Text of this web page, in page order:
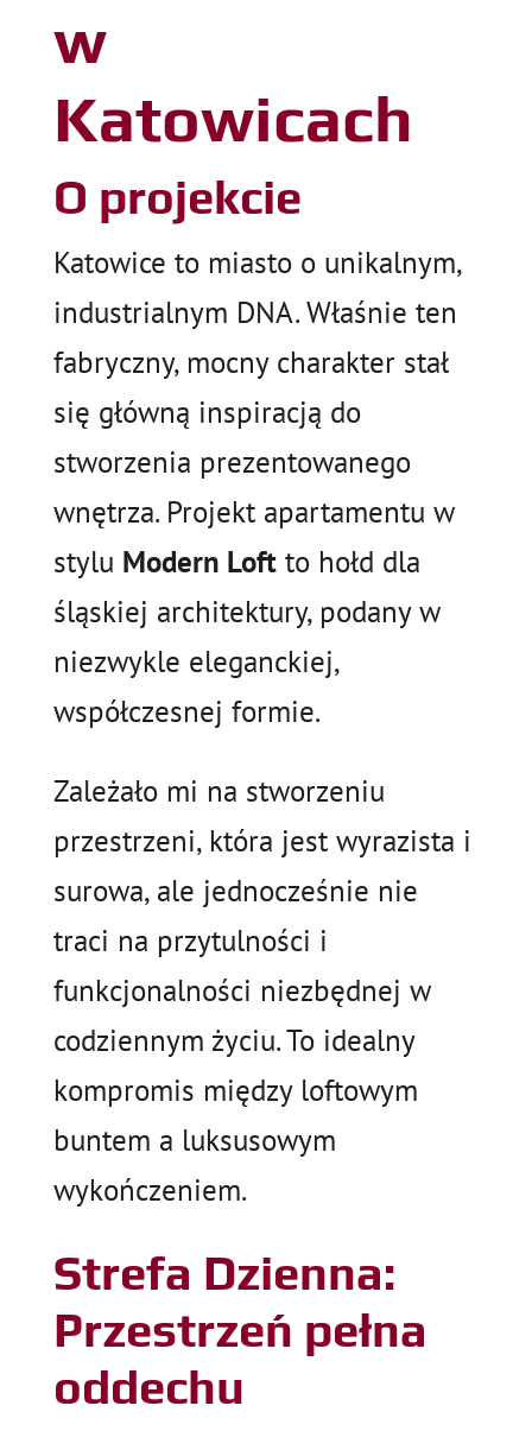
w
Katowicach
O projekcie
Katowice to miasto o unikalnym,
industrialnym DNA. Właśnie ten
fabryczny, mocny charakter stał
się główną inspiracją do
stworzenia prezentowanego
wnętrza. Projekt apartamentu w
stylu Modern Loftto hołd dla
śląskiej architektury, podany w
niezwykle eleganckiej,
współczesnej formie.
Zależało mi na stworzeniu
przestrzeni, która jest wyrazista i
surowa, ale jednocześnie nie
traci na przytulności i
funkcjonalności niezbędnej w
codziennym życiu. To idealny
kompromis między loftowym
buntem a luksusowym
wykończeniem.
Strefa Dzienna:
Przestrzeń pełna
oddechu